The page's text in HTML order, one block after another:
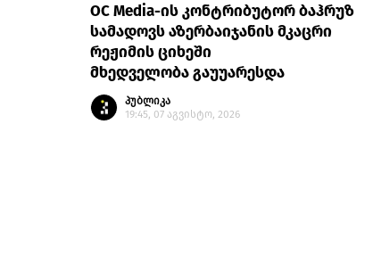
OC Media-ის კონტრიბუტორ ბაჰრუზ
სამადოვს აზერბაიჯანის მკაცრი
რეჟიმის ციხეში
მხედველობა გაუუარესდა
პუბლიკა
19:45, 07 აგვისტო, 2026